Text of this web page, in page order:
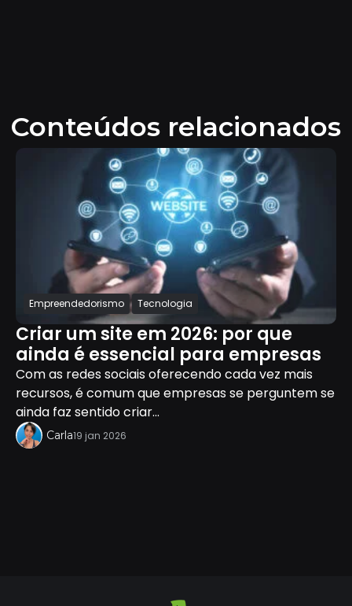
Conteúdos relacionados
Empreendedorismo Tecnologia
Criar um site em 2026: por que
ainda é essencial para empresas
Com as redes sociais oferecendo cada vez mais
recursos, é comum que empresas se perguntem se
ainda faz sentido criar...
Carla19 jan 2026